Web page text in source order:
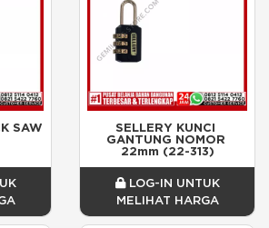
SAW SELLERY KUNCI
GANTUNG NOMOR
22mm (22-313)
LOG-IN UNTUK
MELIHAT HARGA